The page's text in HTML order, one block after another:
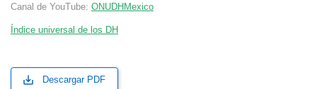
Canal de YouTube: ONUDHMexico
Índice universal de los DH
Descargar PDF